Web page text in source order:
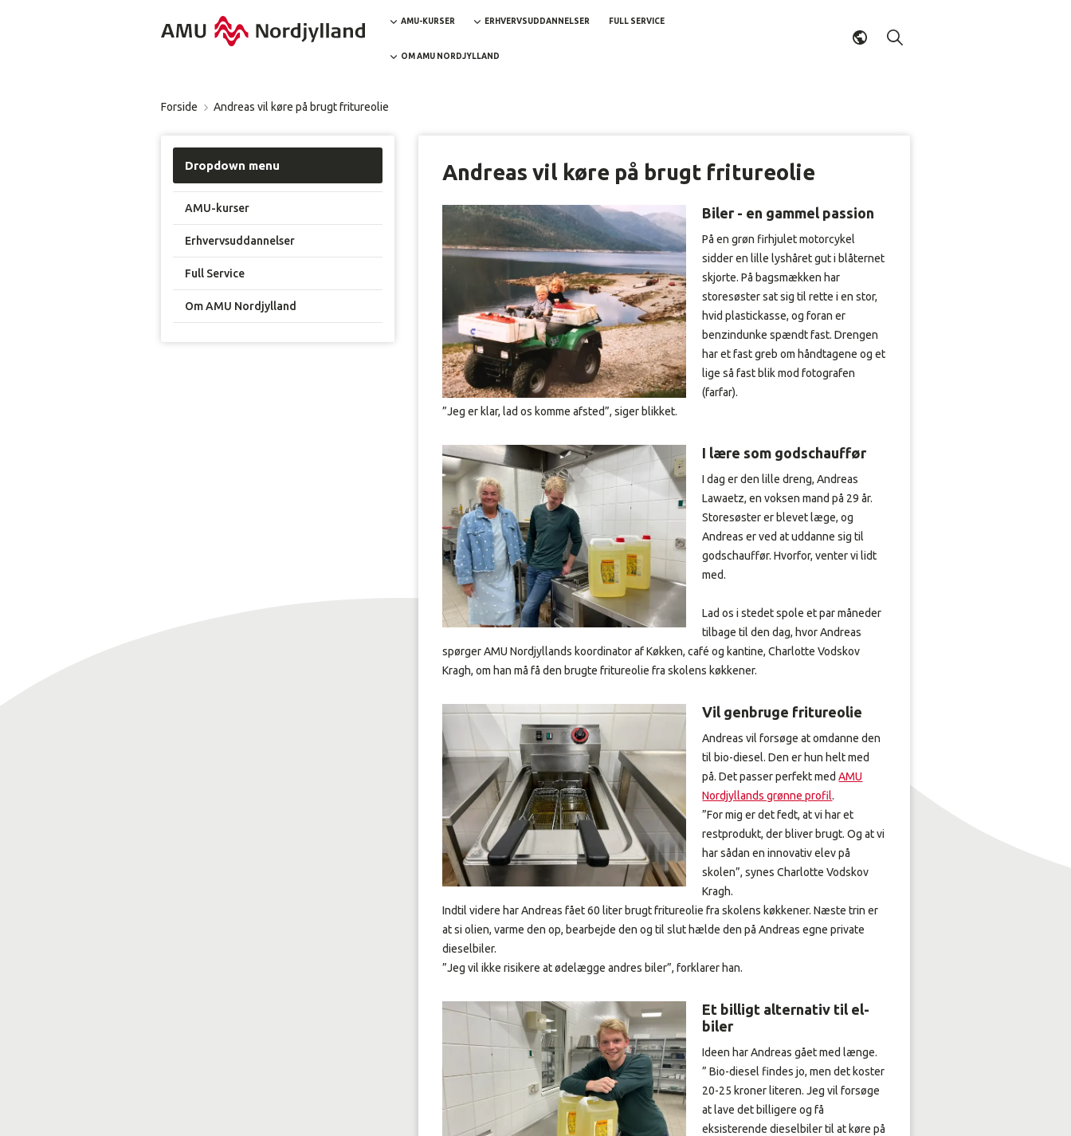
AMU-KURSER ERHVERVSUDDANNELSER FULL SERVICE
OM AMU NORDJYLLAND
Forside Andreas vil køre på brugt fritureolie
Dropdown menu
AMU-kurser
Erhvervsuddannelser
Full Service
Om AMU Nordjylland
Andreas vil køre på brugt fritureolie
Biler - en gammel passion
På en grøn firhjulet motorcykel
sidder en lille lyshåret gut i blåternet
skjorte. På bagsmækken har
storesøster sat sig til rette i en stor,
hvid plastickasse, og foran er
benzindunke spændt fast. Drengen
har et fast greb om håndtagene og et
lige så fast blik mod fotografen
(farfar).
”Jeg er klar, lad os komme afsted”, siger blikket.
I lære som godschauffør
I dag er den lille dreng, Andreas
Lawaetz, en voksen mand på 29 år.
Storesøster er blevet læge, og
Andreas er ved at uddanne sig til
godschauffør. Hvorfor, venter vi lidt
med.
Lad os i stedet spole et par måneder
tilbage til den dag, hvor Andreas
spørger AMU Nordjyllands koordinator af Køkken, café og kantine, Charlotte Vodskov
Kragh, om han må få den brugte fritureolie fra skolens køkkener.
Vil genbruge fritureolie
Andreas vil forsøge at omdanne den
til bio-diesel. Den er hun helt med
på. Det passer perfekt medAMU
Nordjyllands grønne profil.
”For mig er det fedt, at vi har et
restprodukt, der bliver brugt. Og at vi
har sådan en innovativ elev på
skolen”, synes Charlotte Vodskov
Kragh.
Indtil videre har Andreas fået 60 liter brugt fritureolie fra skolens køkkener. Næste trin er
at si olien, varme den op, bearbejde den og til slut hælde den på Andreas egne private
dieselbiler.
”Jeg vil ikke risikere at ødelægge andres biler”, forklarer han.
Et billigt alternativ til el-
biler
Ideen har Andreas gået med længe.
” Bio-diesel findes jo, men det koster
20-25 kroner literen. Jeg vil forsøge
at lave det billigere og få
eksisterende dieselbiler til at køre på